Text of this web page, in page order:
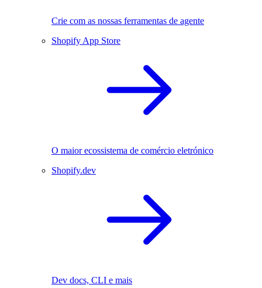
Crie com as nossas ferramentas de agente
Shopify App Store
O maior ecossistema de comércio eletrónico
Shopify.dev
Dev docs, CLI e mais